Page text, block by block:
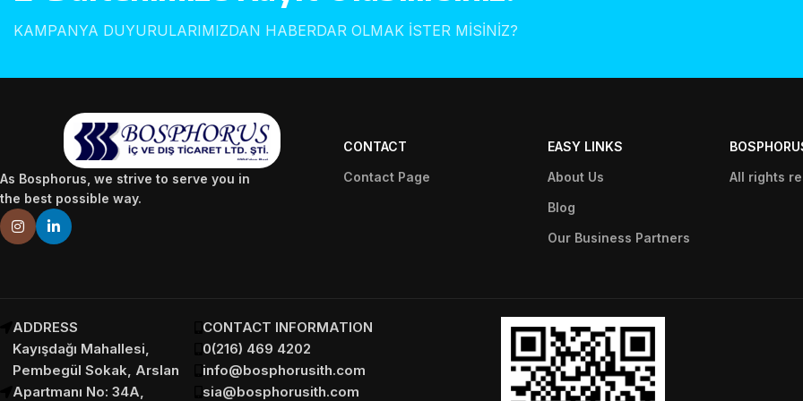
KAMPANYA DUYURULARIMIZDAN HABERDAR OLMAK İSTER MİSİNİZ?
As Bosphorus, we strive to serve you in
the best possible way.
CONTACT
Contact Page
EASY LINKS
About Us
Blog
Our Business Partners
All rights
ADDRESS
Kayışdağı Mahallesi,
Pembegül Sokak, Arslan
Apartmanı No: 34A,
CONTACT INFORMATION
0(216) 469 4202
info@bosphorusith.com
sia@bosphorusith.com